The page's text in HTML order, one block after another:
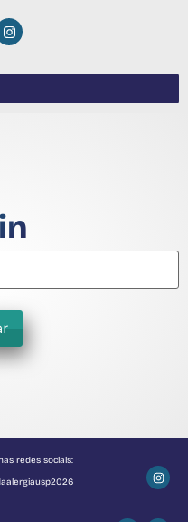
redes sociais: